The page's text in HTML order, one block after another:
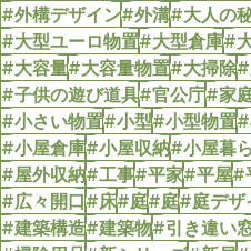
#外構デザイン#外溝#大人の
#大型ユーロ物置#大型倉庫#
#大容量#大容量物置#大掃除#
#子供の遊び道具#官公庁#家
#小さい物置#小型#小型物置#
#小屋倉庫#小屋収納#小屋暮
#屋外収納#工事#平家#平屋#
#広々開口#床#庭#庭#庭デザ
#建築構造#建築物#引き違い